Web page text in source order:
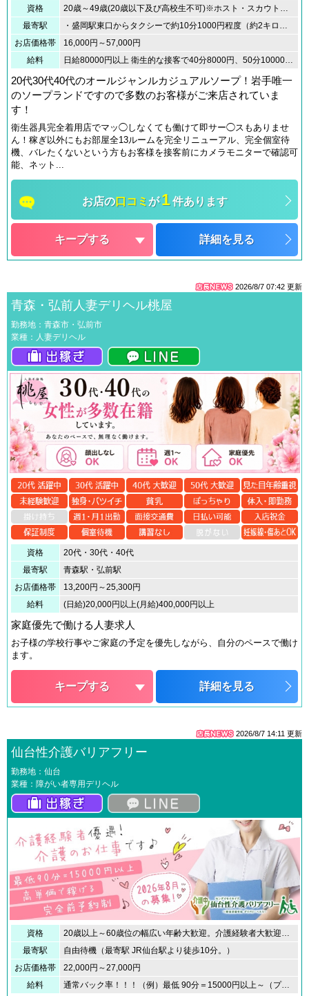
資格
20歳～49歳(20歳以下及び高校生不可)※ホスト・スカウトの紹介お断り致します。自身の意思でご応募下さい。
最寄駅
・盛岡駅東口からタクシーで約10分1000円程度（約2キロ） ・JR盛岡駅からのアクセス：盛岡駅前東口発の「宮古駅前行き」のバスにご乗車いただき、「盛岡バスセンター」で下車し、徒歩3分の場所にABCがございます。
お店価格帯
16,000円～57,000円
給料
日給80000円以上 衛生的な接客で40分8000円、50分10000円、70分14000円が基本バックで本指名の場合は＋1000円加算されます。雑費は約5％です。
20代30代40代のオールジャンルカジュアルソープ！岩手唯一
のソープランドですので多数のお客様がご来店されていま
す！
衛生器具完全着用店でマッ◯しなくても働けて即サー◯スもありませ
ん！稼ぎ以外にもお部屋全13ルームを完全リニューアル、完全個室待
機、バレたくないという方もお客様を接客前にカメラモニターで確認可
能、ネット...
お店の口コミ が 1 件あります
キープする 詳細を見る
2026/8/7 07:42 更新
青森・弘前人妻デリヘル桃屋
勤務地：青森市・弘前市
業種：人妻デリヘル
資格
20代・30代・40代
最寄駅
青森駅・弘前駅
お店価格帯
13,200円～25,300円
給料
(日給)20,000円以上(月給)400,000円以上
家庭優先で働ける人妻求人
お子様の学校行事やご家庭の予定を優先しながら、自分のペースで働け
ます。
キープする 詳細を見る
2026/8/7 14:11 更新
仙台性介護バリアフリー
勤務地：仙台
業種：障がい者専用デリヘル
資格
最寄駅
自由待機（最寄駅 JR仙台駅より徒歩10分。）
お店価格帯
22,000円～27,000円
給料
通常バック率！！！（例）最低 90分＝15000円以上～（プラスα）専門店なので！かなり高いバック率となってはおります。前予約専門店の為、当日勤務はないので０本で帰宅する事もございません。定期的に稼ぎたい場合に関しましては、姉妹店をご紹介させて頂きますのでご安心ください。驚きのプラスα高額バック率制度オプション料金＝全額バックチェンジ料金＝全額バックキャンセル料金＝全額バック日給！日払い制度。月給は、貴方の目標額をサポート致します。